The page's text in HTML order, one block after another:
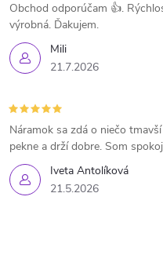
Mili
21.7.2026
Obchod odporúčam 👍.
výrobná. Ďakujem.
Iveta Antolíková
21.5.2026
Náramok sa zdá o niečo
pekne a drží dobre. Som